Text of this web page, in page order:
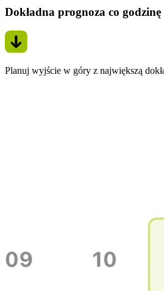
Dokładna prognoza co godzinę
Planuj wyjście w góry z największą